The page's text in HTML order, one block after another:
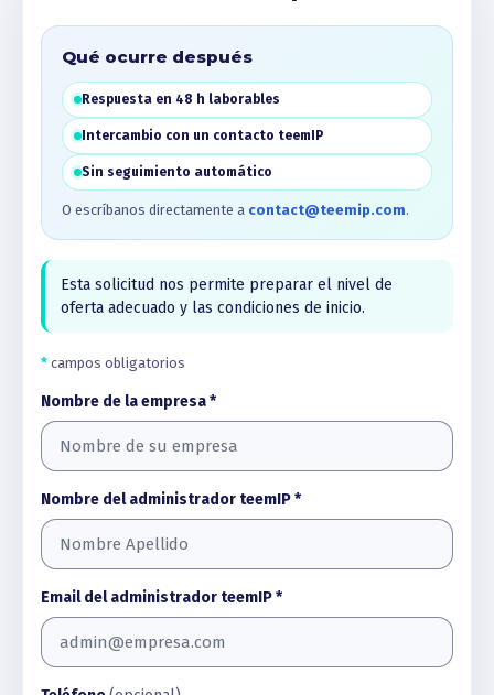
Qué ocurre después
Respuesta en 48 h laborables
Intercambio con un contacto teemIP
Sin seguimiento automático
O escríbanos directamente a contact@teemip.com.
Esta solicitud nos permite preparar el nivel de
oferta adecuado y las condiciones de inicio.
* campos obligatorios
Nombre de la empresa *
Nombre del administrador teemIP *
Email del administrador teemIP *